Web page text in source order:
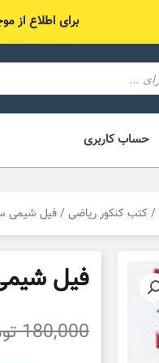
برای اطلاع از موجودی، عکس
حساب کاربری
/ کتب کنکور ریاضی / فیل شیمی
فیل
180,000